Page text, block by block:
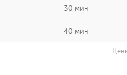
30 мин
40 мин